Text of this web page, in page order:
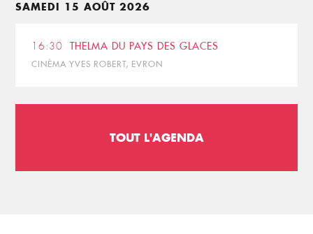
SAMEDI 15 AOÛT 2026
16:30 THELMA DU PAYS DES GLACES
CINÉMA YVES ROBERT, EVRON
TOUT L'AGENDA